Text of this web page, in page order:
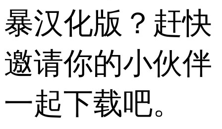
暴汉化版？赶快
邀请你的小伙伴
一起下载吧。